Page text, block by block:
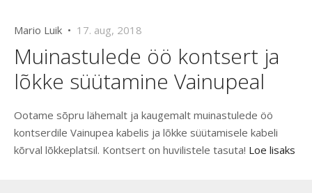
Mario Luik • 17. aug, 2018
Muinastulede öö kontsert ja
lõkke süütamine Vainupeal
Ootame sõpru lähemalt ja kaugemalt muinastulede öö
kontserdile Vainupea kabelis ja lõkke süütamisele kabeli
kõrval lõkkeplatsil. Kontsert on huvilistele tasuta! Loe lisaks